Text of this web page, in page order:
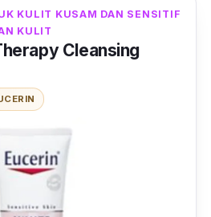
KULIT KUSAM DAN SENSITIF
KULIT
Cleansing